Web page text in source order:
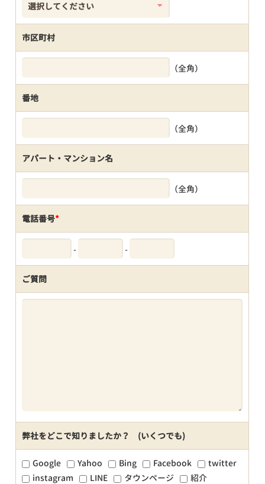
市区町村
（全角）
番地
（全角）
アパート・マンション名
（全角）
電話番号*
- -
ご質問
弊社をどこで知りましたか？ (いくつでも)
Google Yahoo Bing Facebook
twitter
instagram
LINE タウンページ
紹介